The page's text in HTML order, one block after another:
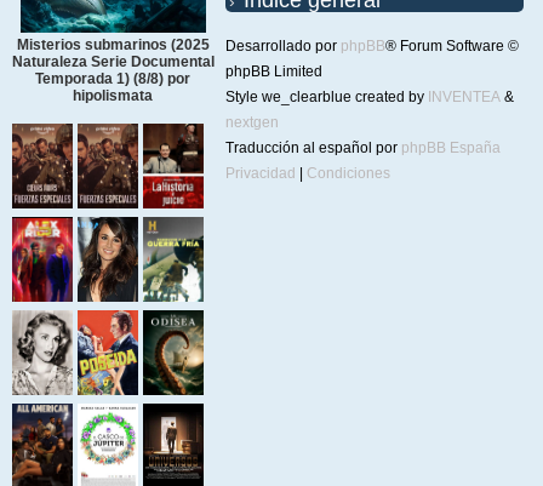
Misterios submarinos (2025
Naturaleza Serie Documental
Temporada 1) (8/8) por
hipolismata
Desarrollado por phpBB® Forum Software ©
phpBB Limited
Style we_clearblue created by INVENTEA &
nextgen
Traducción al español por phpBB España
Privacidad | Condiciones